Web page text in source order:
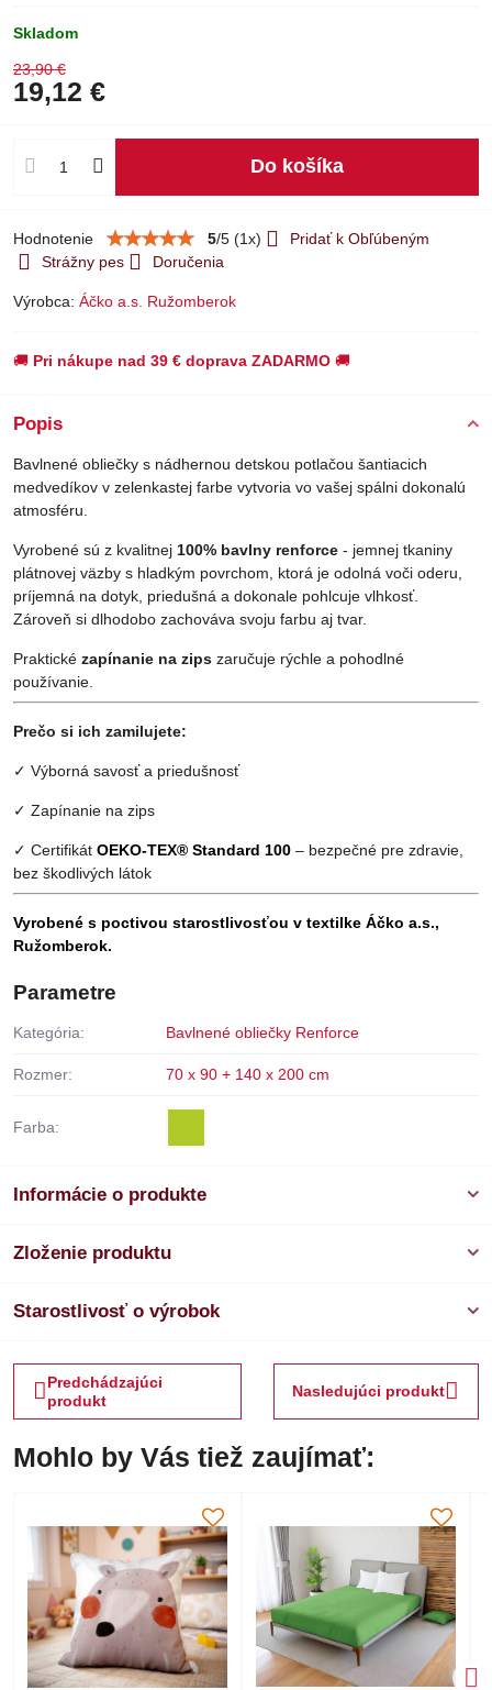
Skladom
23,90 €
19,12 €
Do košíka
Hodnotenie 5/5 (1x)
Pridať k Obľúbeným
Strážny pes
Doručenia
Výrobca: Áčko a.s. Ružomberok
🚚 Pri nákupe nad 39 € doprava ZADARMO 🚚
Popis
Bavlnené obliečky s nádhernou detskou potlačou šantiacich
medvedíkov v zelenkastej farbe vytvoria vo vašej spálni dokonalú
atmosféru.
Vyrobené sú z kvalitnej 100% bavlny renforce - jemnej tkaniny
plátnovej väzby s hladkým povrchom, ktorá je odolná voči oderu,
príjemná na dotyk, priedušná a dokonale pohlcuje vlhkosť.
Zároveň si dlhodobo zachováva svoju farbu aj tvar.
Praktické zapínanie na zips zaručuje rýchle a pohodlné
používanie.
Prečo si ich zamilujete:
✓ Výborná savosť a priedušnosť
✓ Zapínanie na zips
✓ Certifikát OEKO-TEX® Standard 100 – bezpečné pre zdravie,
bez škodlivých látok
Vyrobené s poctivou starostlivosťou v textilke Áčko a.s.,
Ružomberok.
Parametre
Kategória: Bavlnené obliečky Renforce
Rozmer: 70 x 90 + 140 x 200 cm
Farba:
Informácie o produkte
Zloženie produktu
Starostlivosť o výrobok
Predchádzajúci
produkt
Nasledujúci produkt
Mohlo by Vás tiež zaujímať: